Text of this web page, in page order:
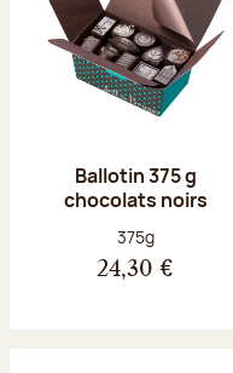
Ballotin 375 g
chocolats noirs
Poids net :
375g
24,30 €